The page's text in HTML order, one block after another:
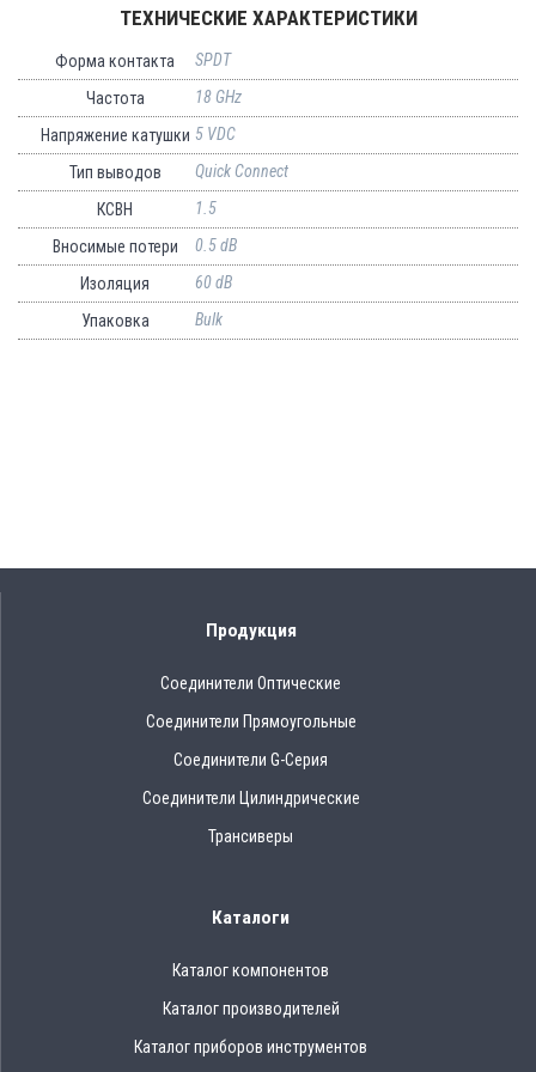
ТЕХНИЧЕСКИЕ ХАРАКТЕРИСТИКИ
Форма контакта
SPDT
Частота
18 GHz
Напряжение катушки 5 VDC
Тип выводов
Quick Connect
КСВН
1.5
Вносимые потери
0.5 dB
Изоляция
60 dB
Упаковка
Bulk
Продукция
Соединители Оптические
Соединители Прямоугольные
Соединители G-Серия
Соединители Цилиндрические
Трансиверы
Каталоги
Каталог компонентов
Каталог производителей
Каталог приборов инструментов